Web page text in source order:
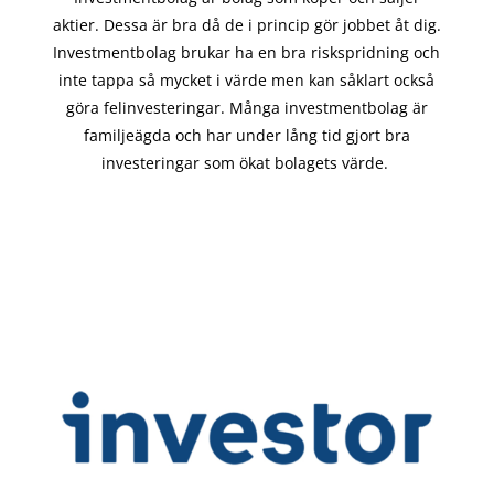
aktier. Dessa är bra då de i princip görjobbet åt dig.
Investmentbolag brukar ha en bra riskspridning och
inte tappa så mycket i värde men kan såklart också
göra felinvesteringar. Många investmentbolag är
familjeägda och har under lång tid gjort bra
investeringar som ökat bolagets värde.